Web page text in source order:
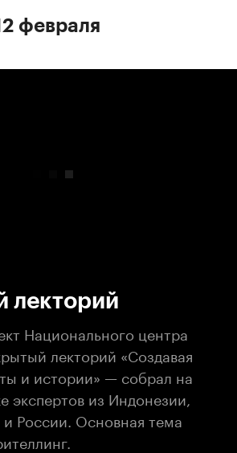
февраля
лекторий
Национального центра
лекторий «Создавая
и истории» — собрал на
экспертов из Индонезии,
России. Основная тема